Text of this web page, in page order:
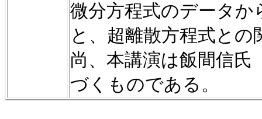
微分方程式のデータ
と、超離散方程式と
尚、本講演は飯間信氏
づくものである。